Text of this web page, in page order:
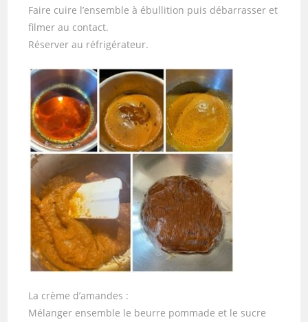
Faire cuire l’ensemble à ébullition puis débarrasser et
filmer au contact.
Réserver au réfrigérateur.
La crème d’amandes :
Mélanger ensemble le beurre pommade et le sucre